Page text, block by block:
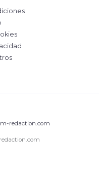
redaction.com